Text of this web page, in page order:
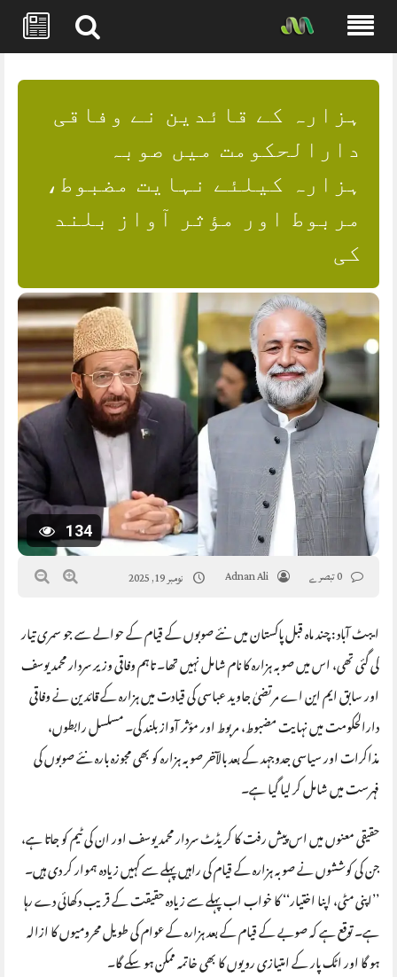
content
ہزارہ کے قائدین نے وفاقی
دارالحکومت میں صوبہ
ہزارہ کیلئے نہایت مضبوط،
مربوط اور مؤثر آواز بلند
کی
134
Adnan Ali نومبر 19, 2025
ایبٹ آباد : چند ماہ قبل پاکستان میں نئے صوبوں کے قیام کے حوالے سے جو سمری تیار
کی گئی تھی، اس میں صوبہ ہزارہ کا نام شامل نہیں تھا۔ تاہم وفاقی وزیر سردار محمد یوسف
اور سابق ایم این اے مرتضیٰ جاوید عباسی کی قیادت میں ہزارہ کے قائدین نے وفاقی
دارالحکومت میں نہایت مضبوط، مربوط اور مؤثر آواز بلند کی۔ مسلسل رابطوں،
مذاکرات اور سیاسی جدوجہد کے بعد بالآخر صوبہ ہزارہ کو بھی مجوزہ بارہ نئے صوبوں کی
فہرست میں شامل کر لیا گیا ہے۔
حقیقی معنوں میں اس پیش رفت کا کریڈٹ سردار محمد یوسف اور ان کی ٹیم کو جاتا ہے،
جن کی کوششوں نے صوبہ ہزارہ کے قیام کی راہیں پہلے سے کہیں زیادہ ہموار کر دی ہیں۔
’’اپنی مٹی، اپنا اختیار‘‘ کا خواب اب پہلے سے زیادہ حقیقت کے قریب دکھائی دے رہا
ہے۔ توقع ہے کہ صوبے کے قیام کے بعد ہزارہ کے عوام کی طویل محرومیوں کا ازالہ
ہو گا اور اٹک پار کے امتیازی رویوں کا بھی خاتمہ ممکن ہو سکے گا۔